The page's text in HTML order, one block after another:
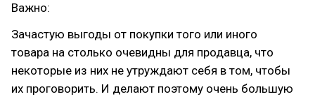
Важно:
Зачастую выгоды от покупки того или иного
товара на столько очевидны для продавца, что
некоторые из них не утруждают себя в том, чтобы
их проговорить. И делают поэтому очень большую